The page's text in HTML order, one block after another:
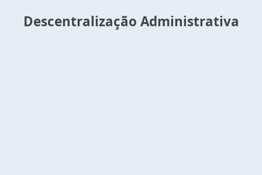
Descentralização Administrativa